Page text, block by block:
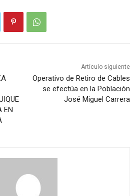
EN
Artículo siguiente
Operativo de Retiro de Cables
se efectúa en la Población
José Miguel Carrera